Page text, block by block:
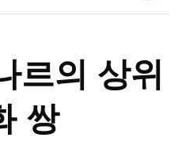
르의 상위
쌍